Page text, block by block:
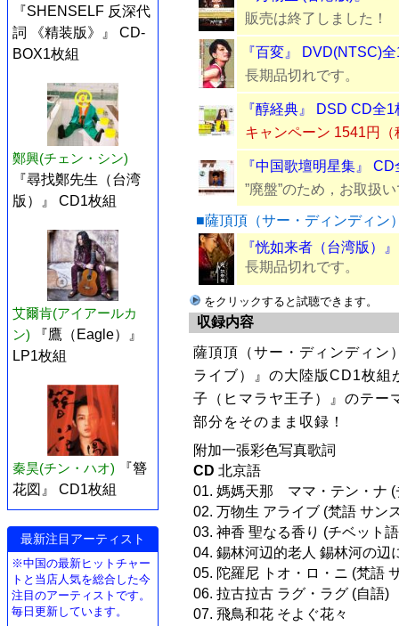
『SHENSELF 反深代
詞 《精装版》』 CD-
BOX1枚組
鄭興(チェン・シン)
『尋找鄭先生（台湾
版）』 CD1枚組
艾爾肯(アイアールカ
ン)
『鷹（Eagle）』
LP1枚組
秦昊(チン・ハオ)
『簪
花図』 CD1枚組
最新注目アーティスト
※中国の最新ヒットチャー
トと当店人気を総合した今
注目のアーティストです。
毎日更新しています。
販売は終了しました！
『百変』 DVD(NTSC)
長期品切れです。
『醇経典』 DSD CD全1
キャンペーン 1541円（
『中国歌壇明星集』
”廃盤”のため，お取扱
■薩頂頂（サー・ディンディン
『恍如来者（台湾版）
長期品切れです。
をクリックすると試聴できます。
収録内容
薩頂頂（サー・ディンディン
ライブ）』の大陸版CD1枚組
子（ヒマラヤ王子）』のテー
部分をそのまま収録！
附加一張彩色写真歌詞
CD 北京語
01. 媽媽天那 ママ・テン・ナ (
02. 万物生 アライブ (梵語 サン
03. 神香 聖なる香り (チベット
04. 錫林河辺的老人 錫林河の辺
05. 陀羅尼 トオ・ロ・ニ (梵語
06. 拉古拉古 ラグ・ラグ (自語)
07. 飛鳥和花 そよぐ花々